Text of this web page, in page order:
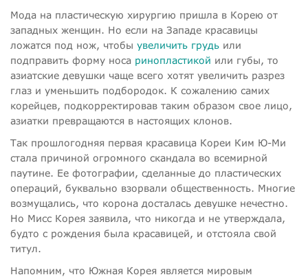
Мода на пластическую хирургию пришла в Корею от
западных женщин. Но если на Западе красавицы
ложатся под нож, чтобы увеличить грудь или
подправить форму носа ринопластикой или губы, то
азиатские девушки чаще всего хотят увеличить разрез
глаз и уменьшить подбородок. К сожалению самих
корейцев, подкорректировав таким образом свое лицо,
азиатки превращаются в настоящих клонов.
Так прошлогодняя первая красавица Кореи Ким Ю-Ми
стала причиной огромного скандала во всемирной
паутине. Ее фотографии, сделанные до пластических
операций, буквально взорвали общественность. Многие
возмущались, что корона досталась девушке нечестно.
Но Мисс Корея заявила, что никогда и не утверждала,
будто с рождения была красавицей, и отстояла свой
титул.
Напомним, что Южная Корея является мировым